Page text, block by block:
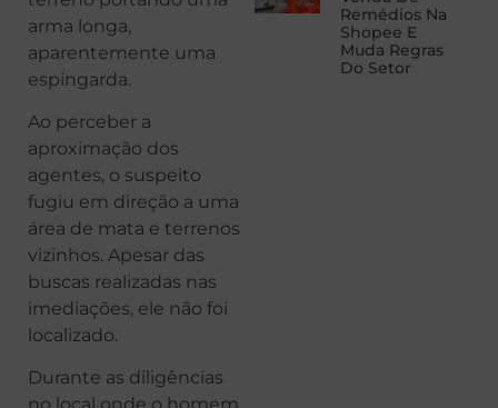
arma longa,
aparentemente uma
espingarda.
Ao perceber a
aproximação dos
agentes, o suspeito
fugiu em direção a uma
área de mata e terrenos
vizinhos. Apesar das
buscas realizadas nas
imediações, ele não foi
localizado.
Durante as diligências
Remédios Na
Shopee E
Muda Regras
Do Setor